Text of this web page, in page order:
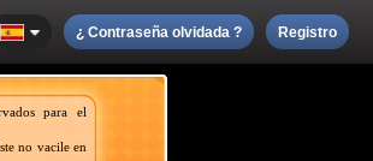
¿ Contraseña olvidada ? Registro
para el
no vacile en